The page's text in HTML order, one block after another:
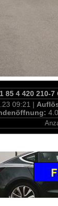
85 4 420
09:21 |